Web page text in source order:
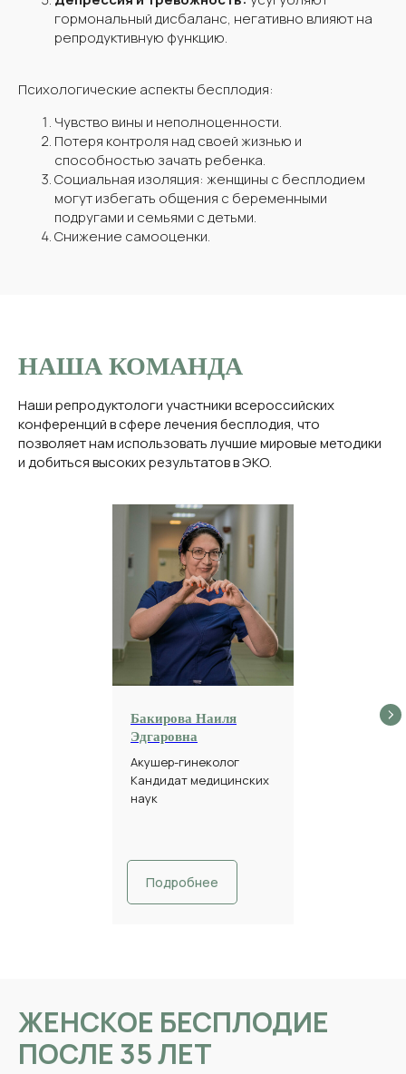
гормональный дисбаланс, негативно влияют на
репродуктивную функцию.
Психологические аспекты бесплодия:
Чувство вины и неполноценности.
Потеря контроля над своей жизнью и
способностью зачать ребенка.
Социальная изоляция: женщины с бесплодием
могут избегать общения с беременными
подругами и семьями с детьми.
Снижение самооценки.
НАША КОМАНДА
Наши репродуктологи участники всероссийских
конференций в сфере лечения бесплодия, что
позволяет нам использовать лучшие мировые методики
и добиться высоких результатов в ЭКО.
Бакирова Наиля
Эдгаровна
Акушер-гинеколог
Кандидат медицинских
наук
Подробнее
ЖЕНСКОЕ БЕСПЛОДИЕ
ПОСЛЕ 35 ЛЕТ